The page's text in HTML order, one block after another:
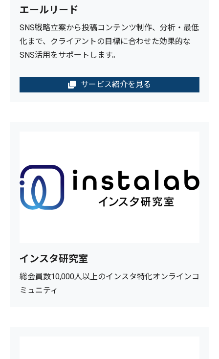
エールリード
SNS戦略立案から投稿コンテンツ制作、分析・最低
化まで、クライアントの目標に合わせた効果的な
SNS活用をサポートします。
サービス紹介を見る
インスタ研究室
総会員数10,000人以上のインスタ特化オンラインコ
ミュニティ